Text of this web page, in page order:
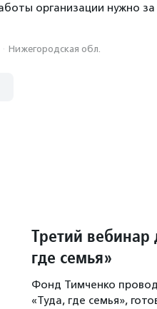
организации нужно
· Нижегородская обл.
Третий вебинар
где семья»
Фонд Тимченко
«Туда, где семья»,